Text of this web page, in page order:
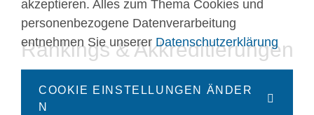
akzeptieren. Alles zum Thema Cookies und
personenbezogene Datenverarbeitung
entnehmen Sie unserer Datenschutzerklärung
COOKIE EINSTELLUNGEN ÄNDER
N
Rankings & Akkreditierungen